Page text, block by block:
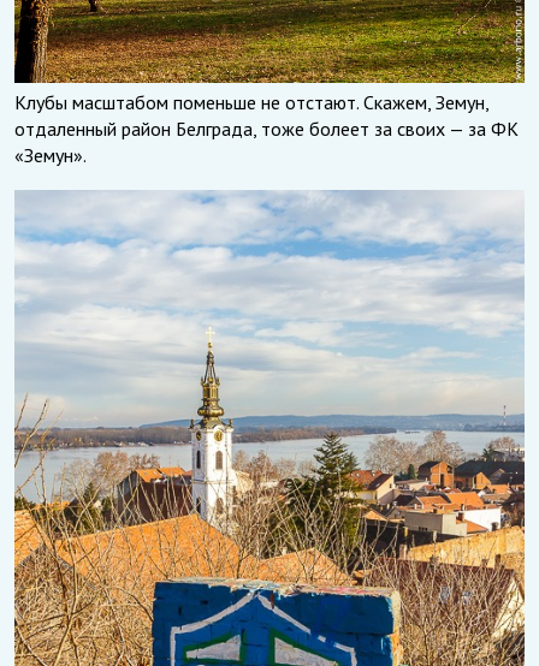
Клубы масштабом поменьше не отстают. Скажем, Земун,
отдаленный район Белграда, тоже болеет за своих — за ФК
«Земун».